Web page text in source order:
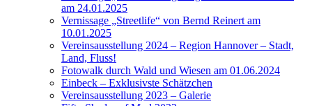
am 24.01.2025
Vernissage „Streetlife“ von Bernd Reinert am
10.01.2025
Vereinsausstellung 2024 – Region Hannover – Stadt,
Land, Fluss!
Fotowalk durch Wald und Wiesen am 01.06.2024
Einbeck – Exklusivste Schätzchen
Vereinsausstellung 2023 – Galerie